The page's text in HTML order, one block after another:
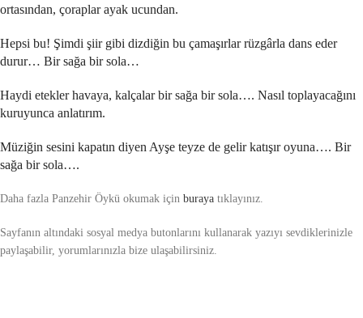
ortasından, çoraplar ayak ucundan.
Hepsi bu! Şimdi şiir gibi dizdiğin bu çamaşırlar rüzgârla dans eder
durur… Bir sağa bir sola…
Haydi etekler havaya, kalçalar bir sağa bir sola…. Nasıl toplayacağını
kuruyunca anlatırım.
Müziğin sesini kapatın diyen Ayşe teyze de gelir katışır oyuna…. Bir
sağa bir sola….
Daha fazla Panzehir Öykü okumak için buraya tıklayınız.
Sayfanın altındaki sosyal medya butonlarını kullanarak yazıyı sevdiklerinizle
paylaşabilir, yorumlarınızla bize ulaşabilirsiniz.